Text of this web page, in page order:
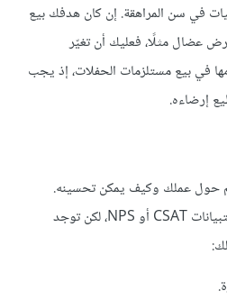
في سن المراهقة. إن كان هدفك بيع
عضال مثلًا، فعليك أن تغيّر
في بيع مستلزمات الحفلات، إذ يجب
إرضاءه.
حول عملك وكيف يمكن تحسينه.
يحصل هذا الأمر تقليديًّا عبر استبيانات CSAT أو NPS، لكن توجد